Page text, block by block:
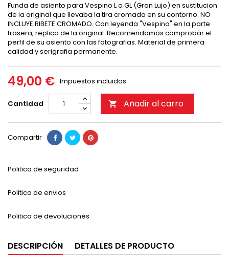
Funda de asiento para Vespino L o GL (Gran Lujo) en sustitucion
de la original que llevaba la tira cromada en su contorno. NO
INCLUYE RIBETE CROMADO. Con leyenda "Vespino" en la parte
trasera, replica de la original. Recomendamos comprobar el
perfil de su asiento con las fotografias. Material de primera
calidad y serigrafia permanente.
49,00 € Impuestos incluidos
Cantidad  Añadir al carro
Compartir
Politica de seguridad
Politica de envios
Politica de devoluciones
DESCRIPCIÓN DETALLES DE PRODUCTO